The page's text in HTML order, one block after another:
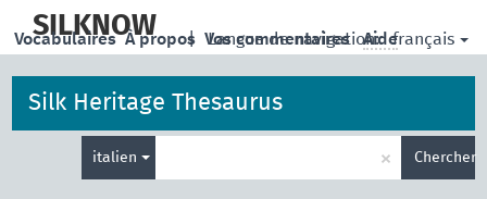
main
SILKNOW | Langue de navigation: français
Vocabulaires À propos Vos commentaires Aide
Silk Heritage Thesaurus
italien × Chercher